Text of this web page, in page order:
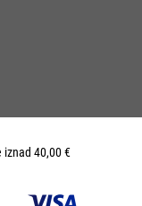
iznad 40,00 €